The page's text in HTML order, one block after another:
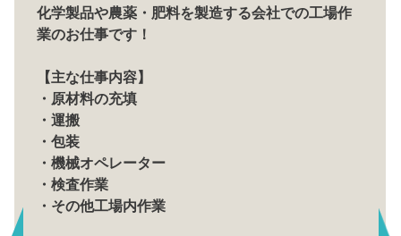
化学製品や農薬・肥料を製造する会社での工場作
業のお仕事です！
【主な仕事内容】
・原材料の充填
・運搬
・包装
・機械オペレーター
・検査作業
・その他工場内作業